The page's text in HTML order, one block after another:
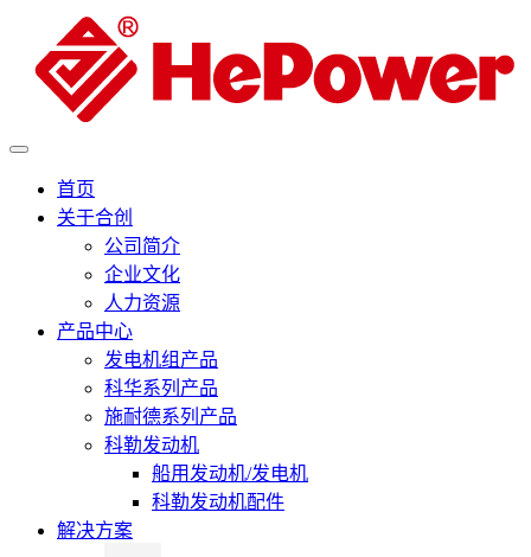
首页
关于合创
公司简介
企业文化
人力资源
产品中心
发电机组产品
科华系列产品
施耐德系列产品
科勒发动机
船用发动机/发电机
科勒发动机配件
解决方案